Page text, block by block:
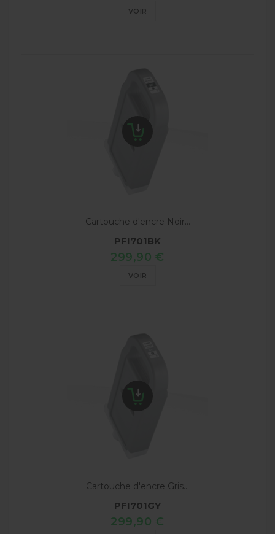
VOIR
Cartouche d'encre Noir...
PFI701BK
299,90 €
VOIR
Cartouche d'encre Gris...
PFI701GY
299,90 €